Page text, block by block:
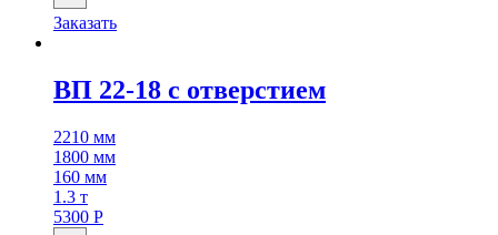
Заказать
ВП 22-18 с отверстием
2210 мм
1800 мм
160 мм
1.3 т
5300 Р